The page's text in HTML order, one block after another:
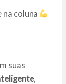
na coluna
suas
,